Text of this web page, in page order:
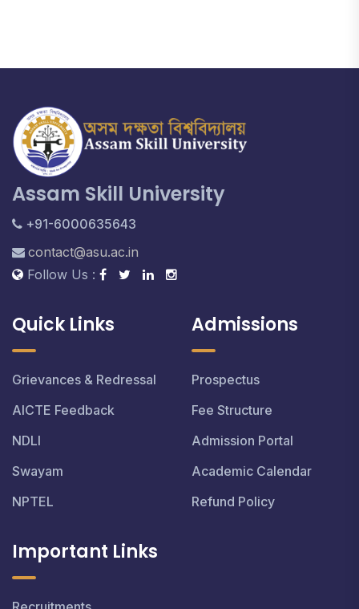
Assam Skill University
+91-6000635643
contact@asu.ac.in
Follow Us :
Quick Links
Grievances & Redressal
AICTE Feedback
NDLI
Swayam
NPTEL
Admissions
Prospectus
Fee Structure
Admission Portal
Academic Calendar
Refund Policy
Important Links